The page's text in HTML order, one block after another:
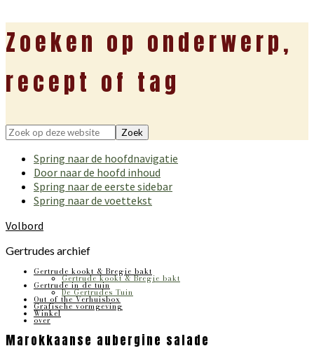
Zoeken op onderwerp,
recept of tag
Zoek
deze
website
Spring naar de hoofdnavigatie
Door naar de hoofd inhoud
Spring naar de eerste sidebar
Spring naar de voettekst
Volbord
Gertrudes archief
Gertrude kookt & Bregje bakt
Gertrude kookt & Bregje bakt
Gertrude in de tuin
De Gertrudes Tuin
Out of the Verhuisbox
Grafische vormgeving
Winkel
over
Marokkaanse aubergine salade